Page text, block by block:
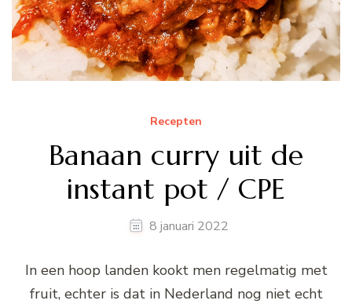
Recepten
Banaan curry uit de
instant pot / CPE
8 januari 2022
In een hoop landen kookt men regelmatig met
fruit, echter is dat in Nederland nog niet echt